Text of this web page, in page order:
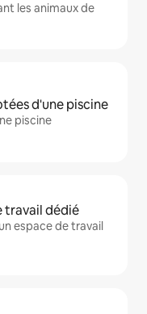
les animaux de
d'une piscine
piscine
travail dédié
espace de travail